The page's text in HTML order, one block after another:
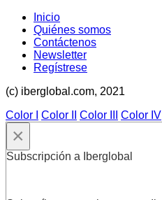
Inicio
Quiénes somos
Contáctenos
Newsletter
Regístrese
(c) iberglobal.com, 2021
Color I
Color II Color III Color IV
×
Subscripción a Iberglobal